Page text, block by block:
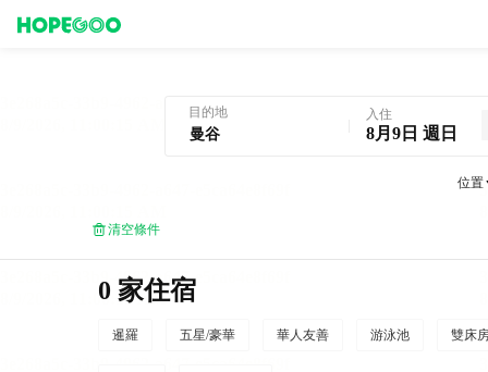
目的地 入住
8月9日 週日
位置
清空條件
0 家住宿
暹羅 五星/豪華 華人友善 游泳池 雙床